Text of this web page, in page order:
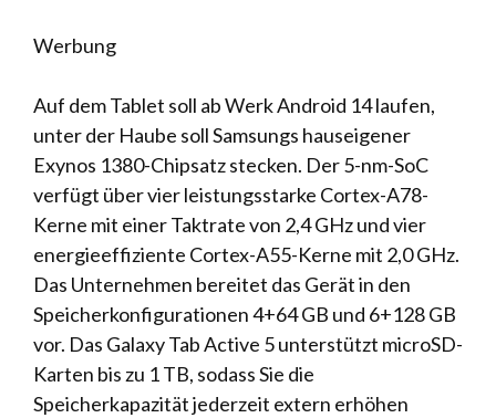
Werbung
Auf dem Tablet soll ab Werk Android 14 laufen,
unter der Haube soll Samsungs hauseigener
Exynos 1380-Chipsatz stecken. Der 5-nm-SoC
verfügt über vier leistungsstarke Cortex-A78-
Kerne mit einer Taktrate von 2,4 GHz und vier
energieeffiziente Cortex-A55-Kerne mit 2,0 GHz.
Das Unternehmen bereitet das Gerät in den
Speicherkonfigurationen 4+64 GB und 6+128 GB
vor. Das Galaxy Tab Active 5 unterstützt microSD-
Karten bis zu 1 TB, sodass Sie die
Speicherkapazität jederzeit extern erhöhen